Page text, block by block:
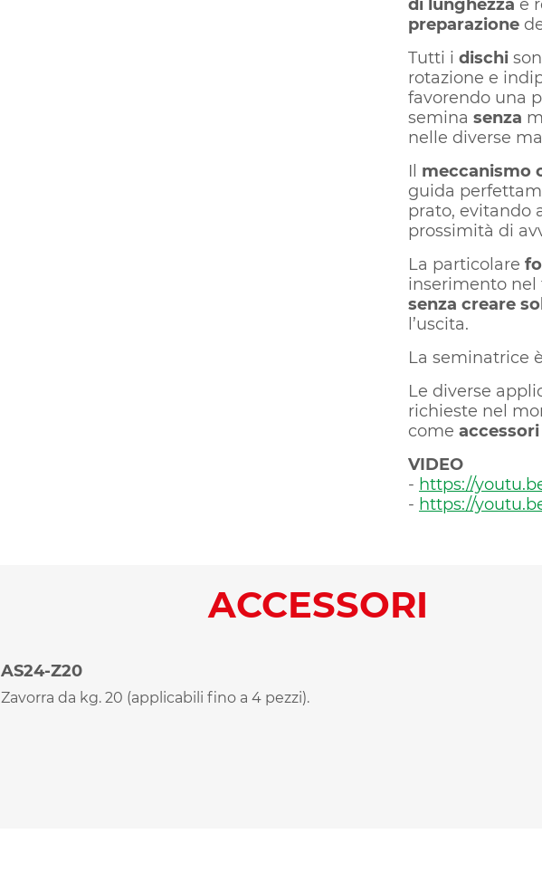
di lunghezza è
preparazione
Tutti i dischi
rotazione e
favorendo una
semina senza
nelle diverse
Il meccanismo
guida
prato, evitando
prossimità di
La particolare
inserimento nel
senza creare
l’uscita.
La seminatrice è
Le diverse
richieste nel
come
VIDEO
- https://
- https://
ACCESSORI
AS24-Z20
Zavorra da kg. 20 (applicabili fino a 4 pezzi).